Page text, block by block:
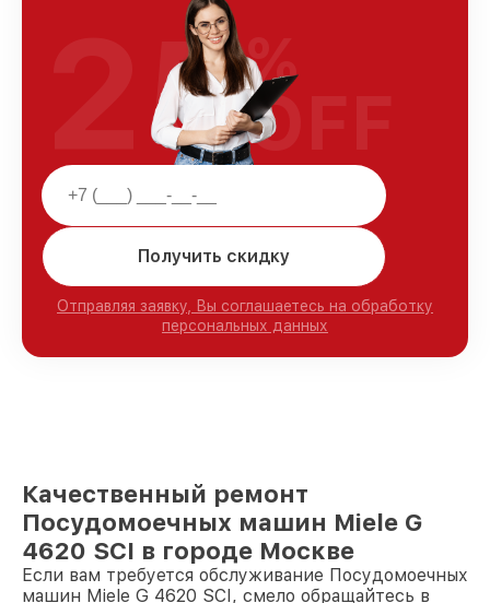
Получить скидку
Отправляя заявку, Вы соглашаетесь на обработку
персональных данных
25%
OFF
Качественный ремонт
Посудомоечных машин Miele G
4620 SCI в городе Москве
Если вам требуется обслуживание Посудомоечных
машин Miele G 4620 SCI, смело обращайтесь в